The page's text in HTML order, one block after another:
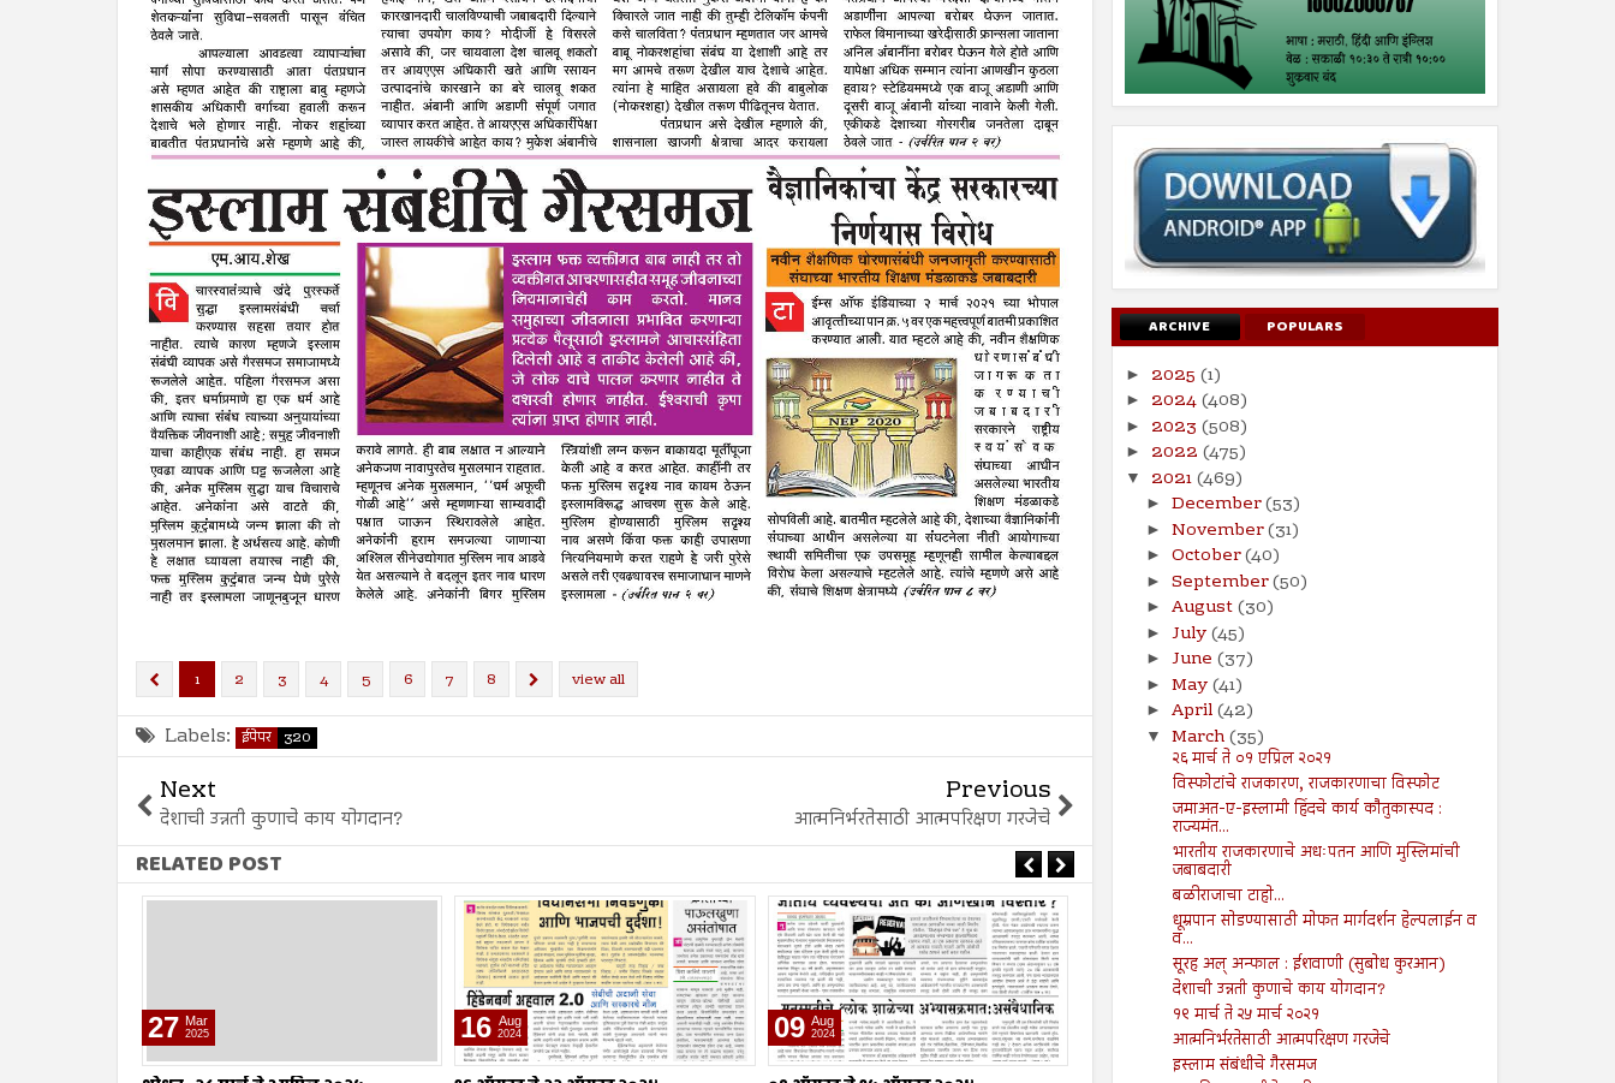
1 2 3 4 5 6 7 8 view all
Labels: ईपेपर 320
Next
देशाची उन्नती कुणाचे काय योगदान?
Previous
आत्मनिर्भरतेसाठी आत्मपरिक्षण गरजेचे
RELATED POST
16 Aug
2024 09 Aug
2024 02 Aug
2024
ARCHIVE POPULARS
► 2025 (1)
► 2024(408)
► 2023 (508)
► 2022 (475)
▼ 2021(469)
► December(53)
► November(31)
► October(40)
► September(50)
► August(30)
► July(45)
► June (37)
► May(41)
► April(42)
▼ March(35)
२६ मार्च ते ०१ एप्रिल २०२१
विस्फोटांचे राजकारण, राजकारणाचा विस्फोट
जमाअत-ए-इस्लामी हिंदचे कार्य कौतुकास्पद :
राज्यमंत...
भारतीय राजकारणाचे अधःपतन आणि मुस्लिमांची
जबाबदारी
बळीराजाचा टाहो...
धूम्रपान सोडण्यासाठी मोफत मार्गदर्शन हेल्पलाईन व
व...
सूरह अल् अन्फाल : ईशवाणी (सुबोध कुरआन)
देशाची उन्नती कुणाचे काय योगदान?
१९ मार्च ते २५ मार्च २०२१
आत्मनिर्भरतेसाठी आत्मपरिक्षण गरजेचे
इस्लाम संबंधीचे गैरसमज